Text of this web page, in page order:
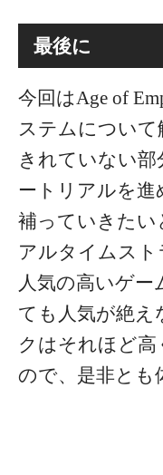
最後に
今回はAge of
ステムについて
きれていない部
ートリアルを進
補っていきたい
アルタイムス
人気の高いゲー
ても人気が絶え
クはそれほど
ので、是非とも